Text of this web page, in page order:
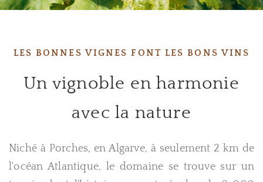
LES BONNES VIGNES FONT LES BONS VINS
Un vignoble en harmonie
avec la nature
Niché à Porches, en Algarve, à seulement 2 km de
l'océan Atlantique, le domaine se trouve sur un